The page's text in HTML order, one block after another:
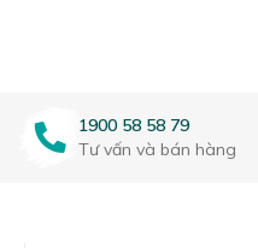
1900 58 58 79
Tư vấn và bán hàng